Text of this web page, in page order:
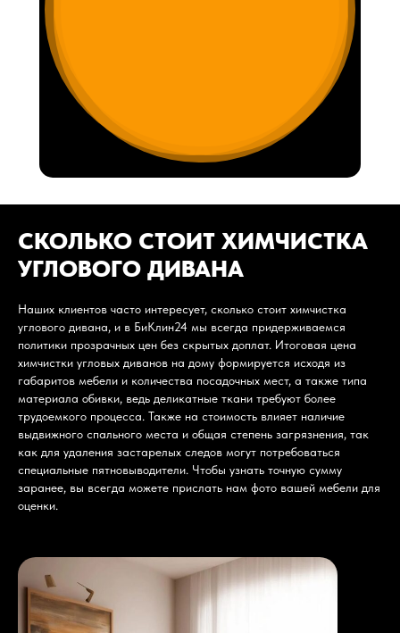
СКОЛЬКО СТОИТ ХИМЧИСТКА
УГЛОВОГО ДИВАНА
Наших клиентов часто интересует, сколько стоит химчистка
углового дивана, и в БиКлин24 мы всегда придерживаемся
политики прозрачных цен без скрытых доплат. Итоговая цена
химчистки угловых диванов на дому формируется исходя из
габаритов мебели и количества посадочных мест, а также типа
материала обивки, ведь деликатные ткани требуют более
трудоемкого процесса. Также на стоимость влияет наличие
выдвижного спального места и общая степень загрязнения, так
как для удаления застарелых следов могут потребоваться
специальные пятновыводители. Чтобы узнать точную сумму
заранее, вы всегда можете прислать нам фото вашей мебели для
оценки.